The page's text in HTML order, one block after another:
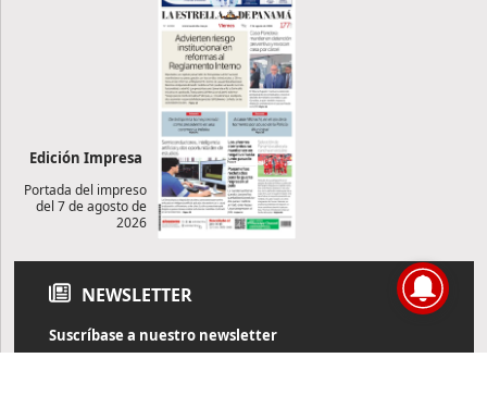
Edición Impresa
Portada del impreso
del 7 de agosto de
2026
NEWSLETTER
Suscríbase a nuestro newsletter
Reciba diariamente información de actualidad directamente en